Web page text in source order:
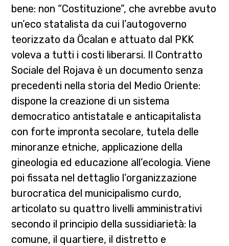
bene: non “Costituzione”, che avrebbe avuto
un’eco statalista da cui l’autogoverno
teorizzato da Öcalan e attuato dal PKK
voleva a tutti i costi liberarsi. Il Contratto
Sociale del Rojava è un documento senza
precedenti nella storia del Medio Oriente:
dispone la creazione di un sistema
democratico antistatale e anticapitalista
con forte impronta secolare, tutela delle
minoranze etniche, applicazione della
gineologia ed educazione all’ecologia. Viene
poi fissata nel dettaglio l’organizzazione
burocratica del municipalismo curdo,
articolato su quattro livelli amministrativi
secondo il principio della sussidiarietà: la
comune, il quartiere, il distretto e